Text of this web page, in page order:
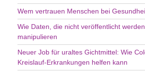
Wem vertrauen Menschen bei
Wie Daten, die nicht veröffentlicht
manipulieren
Neuer Job für uraltes Gichtmittel: Wie
Kreislauf-Erkrankungen helfen kann